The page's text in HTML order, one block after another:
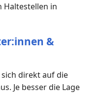
Haltestellen in
&
direkt auf die
Je besser die Lage